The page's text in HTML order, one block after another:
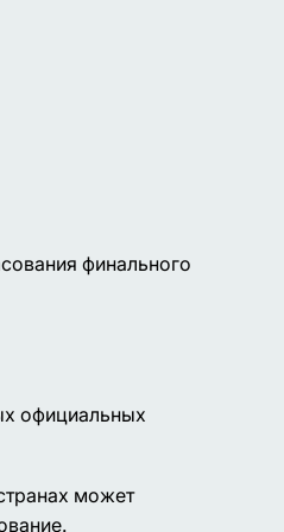
финального
официальных
может